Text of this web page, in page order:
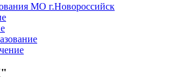
МО г.Новороссийск